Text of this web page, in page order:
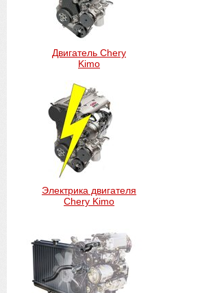
Двигатель Chery
Kimo
Электрика двигателя
Chery Kimo